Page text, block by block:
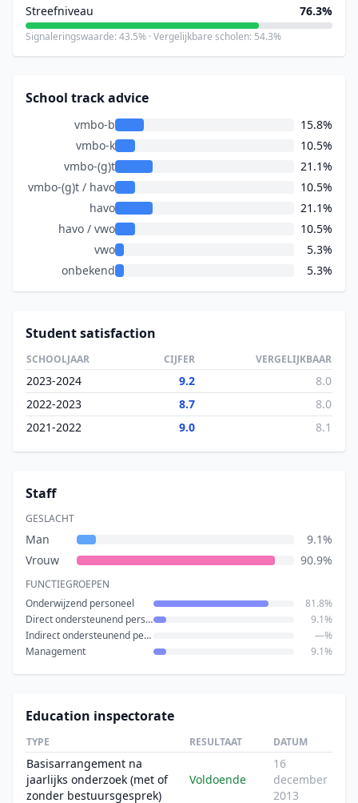
Streefniveau 76.3%
Signaleringswaarde: 43.5% · Vergelijkbare scholen: 54.3%
School track advice
vmbo-b
15.8%
vmbo-k
10.5%
vmbo-(g)t
21.1%
vmbo-(g)t / havo
10.5%
havo
21.1%
havo / vwo
10.5%
vwo
5.3%
onbekend
5.3%
Student satisfaction
SCHOOLJAAR CIJFER VERGELIJKBAAR
2023-2024 9.2
8.0
2022-2023
8.7
8.0
2021-2022
9.0 8.1
Staff
GESLACHT
Man
9.1%
Vrouw
90.9%
FUNCTIEGROEPEN
Onderwijzend personeel
81.8%
Direct ondersteunend personeel
9.1%
Indirect ondersteunend personeel
—%
Management
9.1%
Education inspectorate
TYPE RESULTAAT DATUM
Basisarrangement na
jaarlijks onderzoek (met of
zonder bestuursgesprek)
Voldoende
16
december
2013